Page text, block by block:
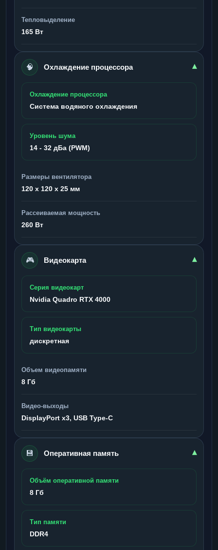
Тепловыделение
165 Вт
🧠 Охлаждение процессора ▾
Охлаждение процессора
Система водяного охлаждения
Уровень шума
14 - 32 дБа (PWM)
Размеры вентилятора
120 x 120 x 25 мм
Рассеиваемая мощность
260 Вт
🎮 Видеокарта ▾
Серия видеокарт
Nvidia Quadro RTX 4000
Тип видеокарты
дискретная
Объем видеопамяти
8 Гб
Видео-выходы
DisplayPort x3, USB Type-C
💾 Оперативная память ▾
Объём оперативной памяти
8 Гб
Тип памяти
DDR4